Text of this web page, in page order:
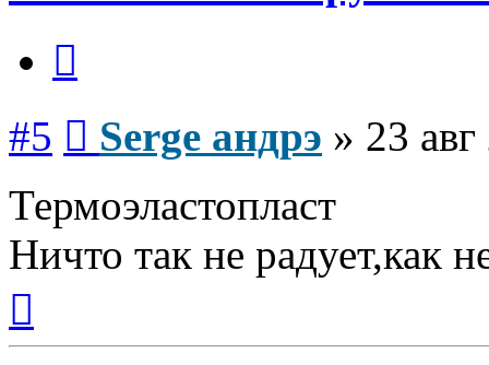
#5 Serge андрэ » 23
Термоэластопласт
Ничто так не радует,как
началу